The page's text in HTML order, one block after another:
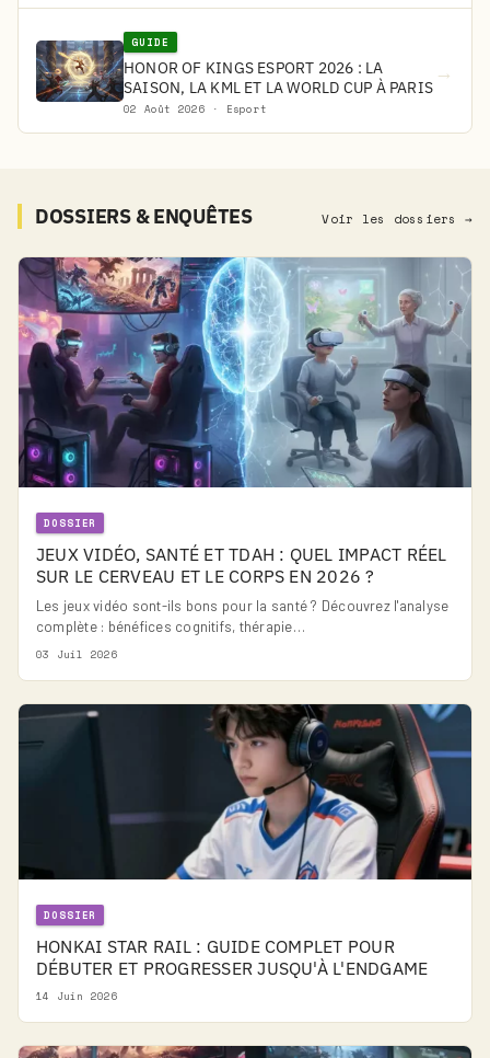
GUIDE
HONOR OF KINGS ESPORT 2026 : LA
SAISON, LA KML ET LA WORLD CUP À PARIS
02 Août 2026 · Esport
→
DOSSIERS & ENQUÊTES Voir les dossiers →
DOSSIER
JEUX VIDÉO, SANTÉ ET TDAH : QUEL IMPACT RÉEL
SUR LE CERVEAU ET LE CORPS EN 2026 ?
Les jeux vidéo sont-ils bons pour la santé ? Découvrez l'analyse
complète : bénéfices cognitifs, thérapie…
03 Juil 2026
DOSSIER
HONKAI STAR RAIL : GUIDE COMPLET POUR
DÉBUTER ET PROGRESSER JUSQU'À L'ENDGAME
14 Juin 2026